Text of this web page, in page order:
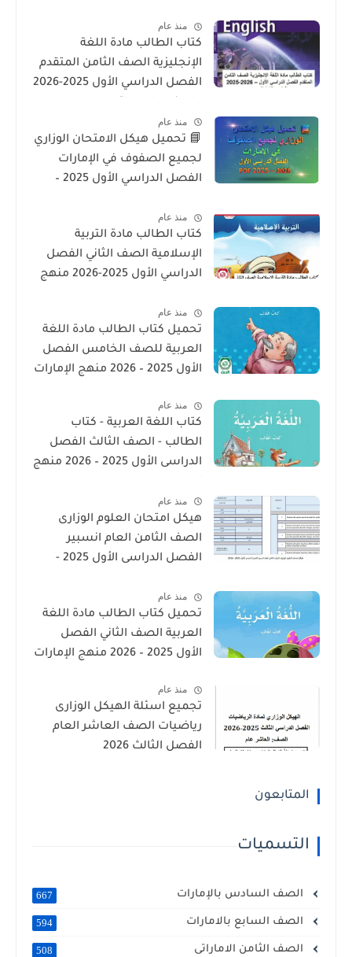
منذ عام
كتاب الطالب مادة اللغة
الإنجليزية الصف الثامن المتقدم
الفصل الدراسي الأول 2025-2026
منذ عام
📘 تحميل هيكل الامتحان الوزاري
لجميع الصفوف في الإمارات
الفصل الدراسي الأول 2025 –
منذ عام
كتاب الطالب مادة التربية
الإسلامية الصف الثاني الفصل
الدراسي الأول 2025-2026 منهج
منذ عام
تحميل كتاب الطالب مادة اللغة
العربية للصف الخامس الفصل
الأول 2025 – 2026 منهج الإمارات
منذ عام
كتاب اللغة العربية - كتاب
الطالب - الصف الثالث الفصل
الدراسى الأول 2025 – 2026 منهج
منذ عام
هيكل امتحان العلوم الوزارى
الصف الثامن العام انسبير
الفصل الدراسى الأول 2025 -
منذ عام
تحميل كتاب الطالب مادة اللغة
العربية الصف الثاني الفصل
الأول 2025 – 2026 منهج الإمارات
منذ عام
تجميع اسئلة الهيكل الوزارى
رياضيات الصف العاشر العام
الفصل الثالث 2026
المتابعون
التسميات
الصف السادس بالإمارات 667
الصف السابع بالامارات 594
الصف الثامن الاماراتى 508